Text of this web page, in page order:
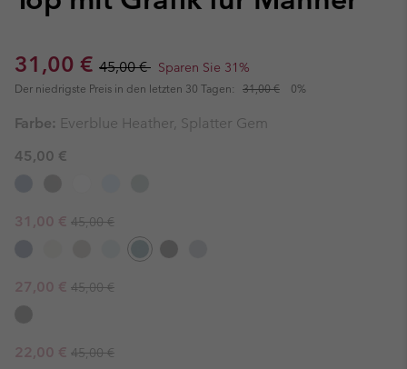
Sale price:
31,00 € Regular price:
45,00 € Sparen Sie 31%
Der niedrigste Preis in den letzten 30 Tagen: 31,00 € 0%
Farbe: Everblue Heather, Splatter Gem
45,00 €
Sale price:
31,00 € Regular price:
45,00 €
Sale price:
27,00 € Regular price:
45,00 €
Sale price:
22,00 € Regular price:
45,00 €